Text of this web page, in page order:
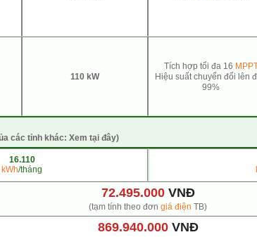
110 kW
Tích hợp tối đa 16
Hiệu suất chuyển đổi lên
99%
các tỉnh khác: Xem tại đây)
16.110
kWh/tháng
72.495.000 VNĐ
(tạm tính theo đơn giá điện TB)
869.940.000 VNĐ